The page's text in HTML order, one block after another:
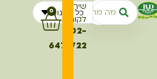
כל החנות
שירות
לקוחות
02-
6473722
0